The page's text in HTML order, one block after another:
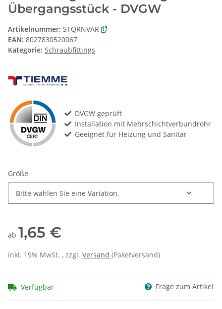
Übergangsstück - DVGW
Artikelnummer: STQRNVAR
EAN: 8027830520067
Kategorie: Schraubfittings
DVGW geprüft
Installation mit Mehrschichtverbundrohr
Geeignet für Heizung und Sanitär
Größe
Bitte wählen Sie eine Variation.
ab 1,65 €
inkl. 19% MwSt. , zzgl. Versand (Paketversand)
Verfügbar Frage zum Artikel